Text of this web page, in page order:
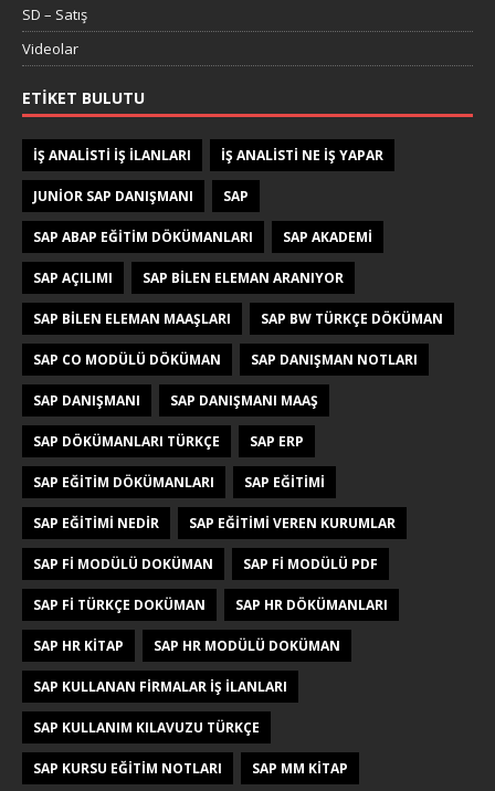
SD – Satış
Videolar
ETIKET BULUTU
IŞ ANALISTI IŞ ILANLARI IŞ ANALISTI NE IŞ YAPAR
JUNIOR SAP DANIŞMANI SAP
SAP ABAP EĞITIM DÖKÜMANLARI SAP AKADEMI
SAP AÇILIMI SAP BILEN ELEMAN ARANIYOR
SAP BILEN ELEMAN MAAŞLARI SAP BW TÜRKÇE DÖKÜMAN
SAP CO MODÜLÜ DÖKÜMAN SAP DANIŞMAN NOTLARI
SAP DANIŞMANI SAP DANIŞMANI MAAŞ
SAP DÖKÜMANLARI TÜRKÇE SAP ERP
SAP EĞITIM DÖKÜMANLARI SAP EĞITIMI
SAP EĞITIMI NEDIR SAP EĞITIMI VEREN KURUMLAR
SAP FI MODÜLÜ DOKÜMAN SAP FI MODÜLÜ PDF
SAP FI TÜRKÇE DOKÜMAN SAP HR DÖKÜMANLARI
SAP HR KITAP SAP HR MODÜLÜ DOKÜMAN
SAP KULLANAN FIRMALAR IŞ ILANLARI
SAP KULLANIM KILAVUZU TÜRKÇE
SAP KURSU EĞITIM NOTLARI SAP MM KITAP